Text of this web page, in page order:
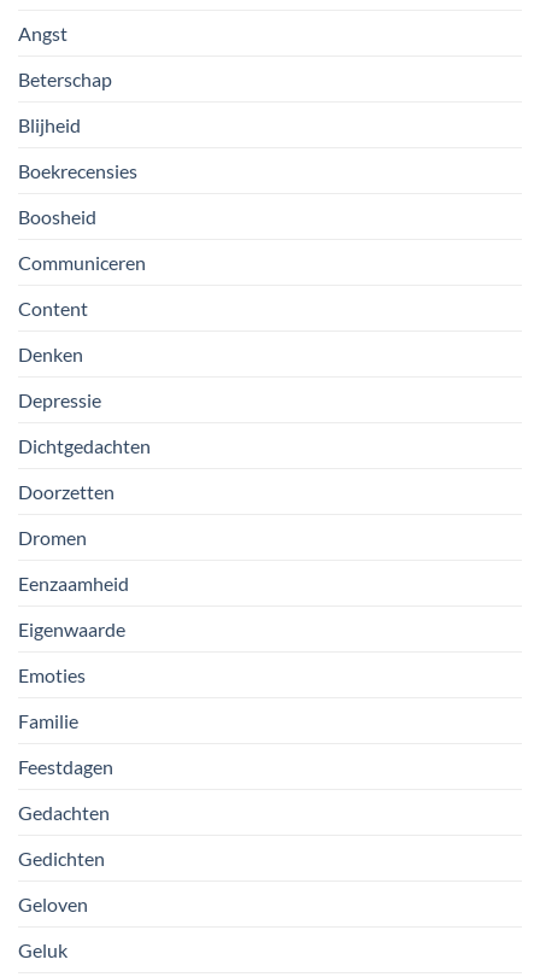
Angst
Beterschap
Blijheid
Boekrecensies
Boosheid
Communiceren
Content
Denken
Depressie
Dichtgedachten
Doorzetten
Dromen
Eenzaamheid
Eigenwaarde
Emoties
Familie
Feestdagen
Gedachten
Gedichten
Geloven
Geluk